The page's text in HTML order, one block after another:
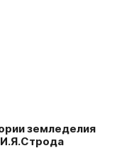
земледелия